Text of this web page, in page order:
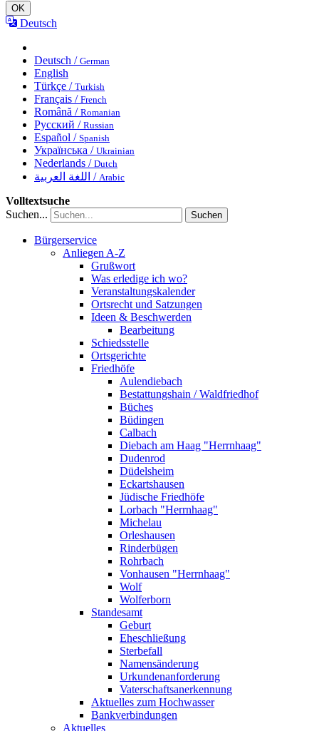
OK
Deutsch
Deutsch / German
English
Türkçe / Turkish
Français / French
Română / Romanian
Русский / Russian
Español / Spanish
Українська / Ukrainian
Nederlands / Dutch
اللغة العربية / Arabic
Volltextsuche
Suchen...
Suchen
Bürgerservice
Anliegen A-Z
Grußwort
Was erledige ich wo?
Veranstaltungskalender
Ortsrecht und Satzungen
Ideen & Beschwerden
Bearbeitung
Schiedsstelle
Ortsgerichte
Friedhöfe
Aulendiebach
Bestattungshain / Waldfriedhof
Büches
Büdingen
Calbach
Diebach am Haag "Herrnhaag"
Dudenrod
Düdelsheim
Eckartshausen
Jüdische Friedhöfe
Lorbach "Herrnhaag"
Michelau
Orleshausen
Rinderbügen
Rohrbach
Vonhausen "Herrnhaag"
Wolf
Wolferborn
Standesamt
Geburt
Eheschließung
Sterbefall
Namensänderung
Urkundenanforderung
Vaterschaftsanerkennung
Aktuelles zum Hochwasser
Bankverbindungen
Aktuelles